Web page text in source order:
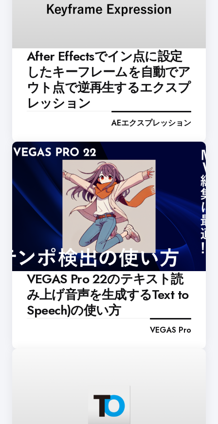
After Effectsでイン点に設定
したキーフレームを自動でア
ウト点で逆再生するエクスプ
レッション
AEエクスプレッション
VEGAS Pro 22のテキスト読
み上げ音声を生成するText to
Speech)の使い方
VEGAS Pro